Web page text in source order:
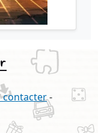
contacter-